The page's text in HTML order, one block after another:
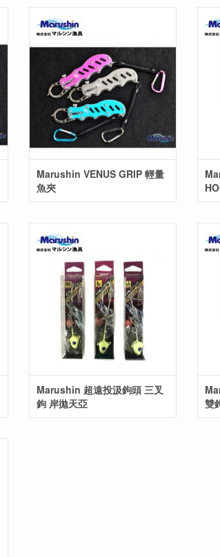
Marushin VENUS GRIP 輕量
魚夾
Marushin 超遠投汲鉤頭 三叉
鉤 岸拋天亞
雙